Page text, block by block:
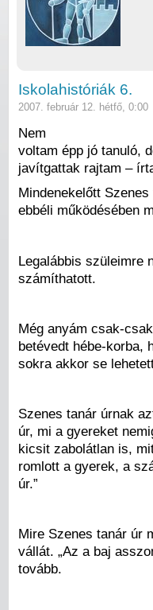
Iskolahistóriák 6.
2007. február 12. hétfő, 0:00
Nem
voltam épp jó tanuló,
javítgattak rajtam –
Mindenekelőtt
ebbéli működésében
Legalábbis szüleimre
számíthatott.
Még anyám csak-csak
betévedt hébe-korba,
sokra akkor se
Szenes tanár úrnak
úr, mi a gyereket
kicsit zabolátlan is,
romlott a gyerek, a
úr.”
Mire Szenes tanár úr
vállát. „Az a baj
tovább.